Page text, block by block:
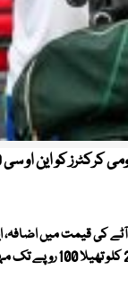
کی قیمت میں